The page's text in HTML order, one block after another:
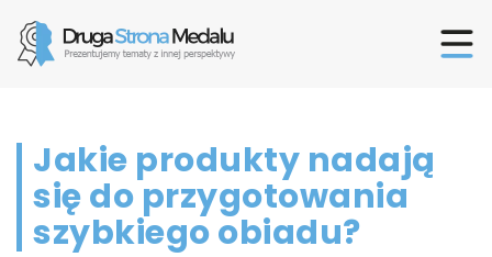
Jakie produkty nadają
się do przygotowania
szybkiego obiadu?